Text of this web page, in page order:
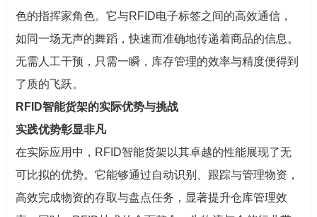
色的指挥家角色。它与RFID电子标签之间的高效通信，
如同一场无声的舞蹈，快速而准确地传递着商品的信息。
无需人工干预，只需一瞬，库存管理的效率与精度便得到
了质的飞跃。
RFID智能货架的实际优势与挑战
实践优势彰显非凡
在实际应用中，RFID智能货架以其卓越的性能展现了无
可比拟的优势。它能够通过自动识别、跟踪与管理物资，
高效完成物资的存取与盘点任务，显著提升仓库管理效